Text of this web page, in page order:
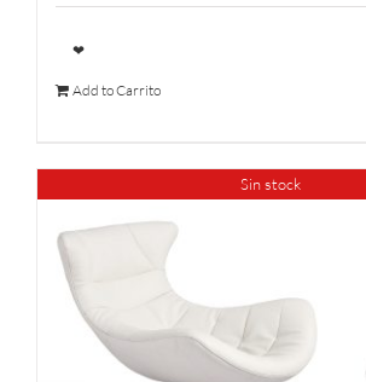
❤
Add to Carrito
Sin stock